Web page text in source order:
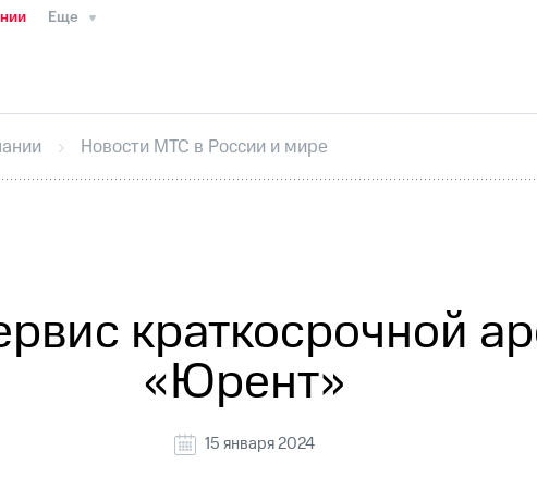
Еще
ИнтервьюФинансовая отчетностьКонтакты
секретарьРаскрытие информации
кабинет акционераАкционерный капиталКонтроль
Новости МТС в России и мире
краткосрочной
«Юрент»
15 января 2024